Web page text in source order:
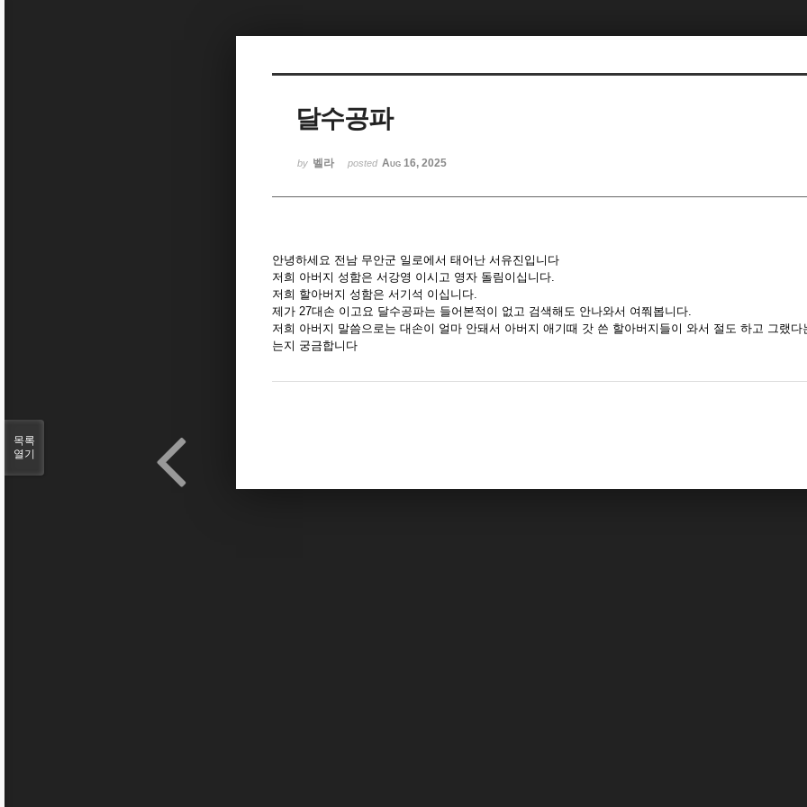
달수공파
by 벨라 posted Aug 16, 2025
안녕하세요 전남 무안군 일로에서 태어난 서유진입니다
저희 아버지 성함은 서강영 이시고 영자 돌림이십니다.
저희 할아버지 성함은 서기석 이십니다.
제가 27대손 이고요 달수공파는 들어본적이 없고 검색해도 안나와서 여쭤봅니다.
저희 아버지 말씀으로는 대손이 얼마 안돼서 아버지 애기때 갓 쓴 할아버지들이 와서 절도 하고 그랬
는지 궁금합니다
목록
열기
Sketchbook5, 스케치북5
Sketchbook5, 스케치북5